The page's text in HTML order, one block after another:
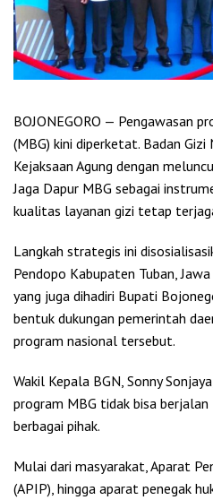
BOJONEGORO — Pengawasan
(MBG) kini diperketat. Badan Gizi
Kejaksaan Agung dengan
Jaga Dapur MBG sebagai
kualitas layanan gizi tetap
Langkah strategis ini
Pendopo Kabupaten Tuban,
yang juga dihadiri Bupati
bentuk dukungan pemerintah
program nasional tersebut.
Wakil Kepala BGN, Sonny
program MBG tidak bisa
berbagai pihak.
Mulai dari masyarakat, Aparat
(APIP), hingga aparat penegak